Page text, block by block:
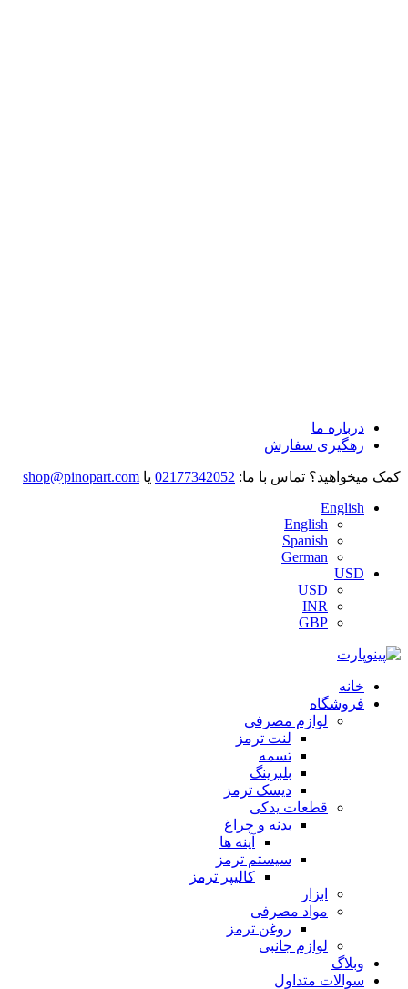
درباره ما
رهگیری سفارش
کمک میخواهید؟ تماس با ما: 02177342052 یا shop@pinopart.com
English
English
Spanish
German
USD
USD
INR
GBP
خانه
فروشگاه
لوازم مصرفی
لنت ترمز
تسمه
بلبرینگ
دیسک ترمز
قطعات یدکی
بدنه و چراغ
آینه ها
سیستم ترمز
کالیپر ترمز
ابزار
مواد مصرفی
روغن ترمز
لوازم جانبی
وبلاگ
سوالات متداول